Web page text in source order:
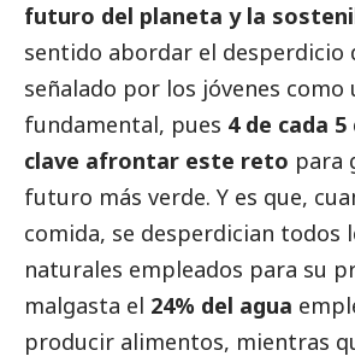
futuro del planeta y la
sentido abordar el desperdicio
señalado por los jóvenes como
fundamental, pues 4 de cada
clave afrontar este reto para
futuro más verde. Y es que,
comida, se desperdician todos
naturales empleados para su
malgasta el 24% del agua
producir alimentos, mientras